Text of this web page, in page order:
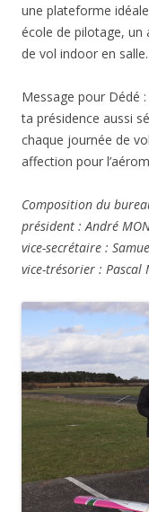
une plateforme
école de pilotage, un
de vol indoor en salle.
Message pour Dédé
ta présidence aussi
chaque journée de
affection pour
Composition du
président : André
vice-secrétaire :
vice-trésorier : Pascal